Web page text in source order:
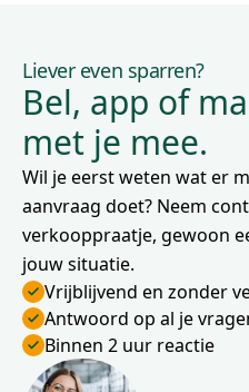
Liever even sparren?
Bel, app of
met je mee.
Wil je eerst weten wat er
aanvraag doet? Neem
verkooppraatje, gewoon
jouw situatie.
Vrijblijvend en zonder
Antwoord op al je
Binnen 2 uur reactie